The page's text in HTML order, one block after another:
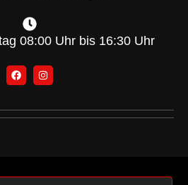
08:00 Uhr bis 16:30 Uhr
F
a
c
b
o
I
n
s
a
g